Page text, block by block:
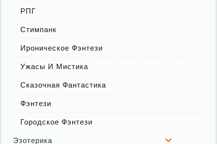
РПГ
Стимпанк
Ироническое Фэнтези
Ужасы И Мистика
Сказочная Фантастика
Фэнтези
Городское Фэнтези
Эзотерика